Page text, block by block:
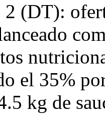
2 (DT):
el 35%
kg de